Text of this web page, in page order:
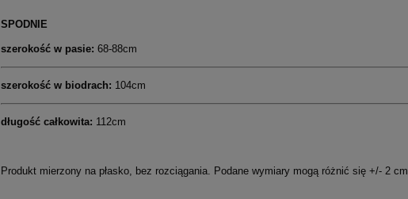
SPODNIE
szerokość w pasie: 68-88cm
szerokość w biodrach: 104cm
długość całkowita: 112cm
Produkt mierzony na płasko, bez rozciągania. Podane wymiary mogą różnić się +/- 2